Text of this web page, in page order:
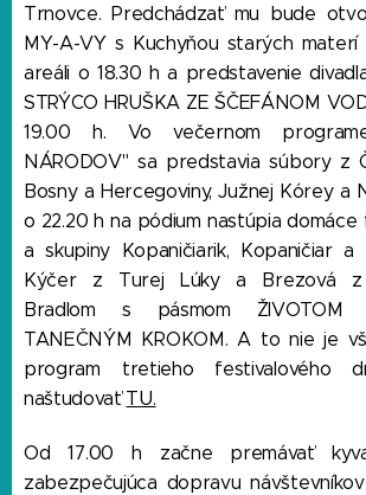
Trnovce. Predchádzať mu bude
MY-A-VY s Kuchyňou starých materí
areáli o 18.30 h a predstavenie
STRÝCO HRUŠKA ZE ŠČEFÁNOM
19.00 h. Vo večernom programe
NÁRODOV" sa predstavia súbory z
Bosny a Hercegoviny, Južnej Kórey a
o 22.20 h na pódium nastúpia
a skupiny Kopaničiarik, Kopaničiar
Kýčer z Turej Lúky a Brezová z
Bradlom s pásmom ŽIVOTOM
TANEČNÝM KROKOM. A to nie je
program tretieho festivalového
naštudovaťTU.
Od 17.00 h začne premávať
zabezpečujúca dopravu